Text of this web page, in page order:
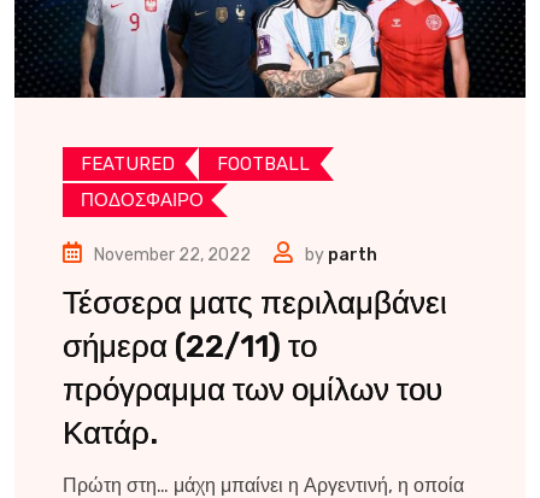
FEATURED
FOOTBALL
ΠΟΔΟΣΦΑΙΡΟ
November 22, 2022 by parth
Τέσσερα ματς περιλαμβάνει
σήμερα (22/11) το
πρόγραμμα των ομίλων του
Κατάρ.
Πρώτη στη… μάχη μπαίνει η Αργεντινή, η οποία